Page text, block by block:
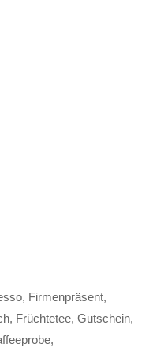
Firmenpräsent
Früchtetee Gutschein